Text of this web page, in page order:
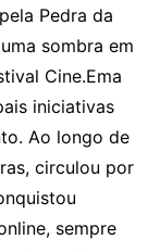
Pedra da
sombra em
Cine.Ema
iniciativas
Ao longo de
circulou por
sempre